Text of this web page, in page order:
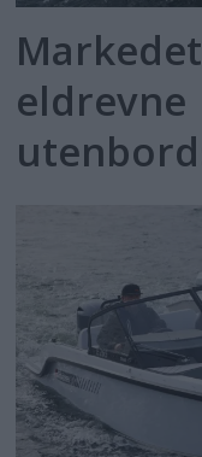
eldrevne